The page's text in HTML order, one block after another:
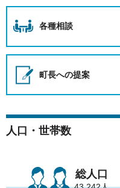
各種相談
町長への提案
人口・世帯数
総人口